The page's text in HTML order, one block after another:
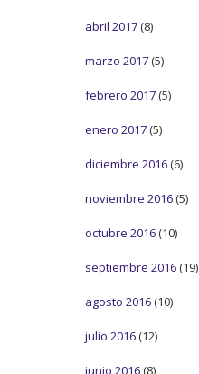
abril 2017 (8)
marzo 2017 (5)
febrero 2017 (5)
enero 2017 (5)
diciembre 2016 (6)
noviembre 2016 (5)
octubre 2016 (10)
septiembre 2016 (19)
agosto 2016 (10)
julio 2016 (12)
junio 2016 (8)